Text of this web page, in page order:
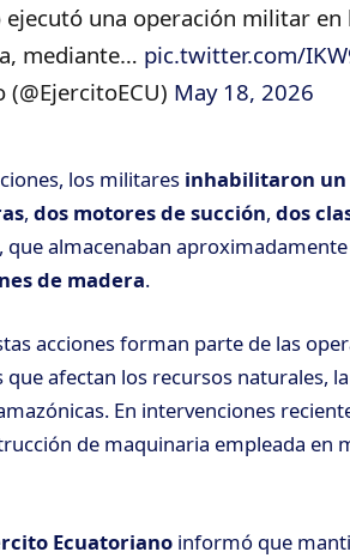
ejecutó una operación militar en
mediante… pic.twitter.com/
May 18, 2026
los militares inhabilitaron
, dos motores de succión, dos
, que almacenaban aproximadamente
de madera.
acciones forman parte de las
afectan los recursos naturales,
En intervenciones
de maquinaria empleada en
Ecuatoriano informó que